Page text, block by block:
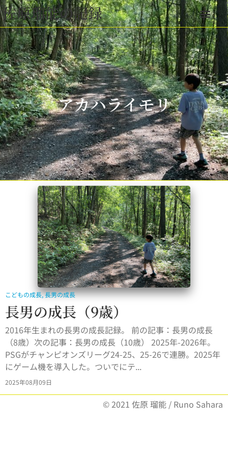
佐原瑠能の記録
アカハライモリ
こどもの成長,長男の成長
長男の成長（9歳）
2016年生まれの長男の成長記録。 前の記事：長男の成長
（8歳）次の記事：長男の成長（10歳） 2025年-2026年。
PSGがチャンピオンズリーグ24-25、25-26で連勝。2025年
にゲーム機を導入した。ついでにテ...
2025年08月09日
© 2021 佐原 瑠能 / Runo Sahara